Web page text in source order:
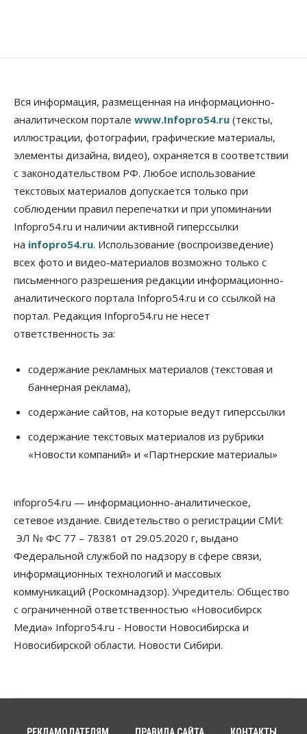
В Новосибирске прошёл митинг
против нового закона о памятниках
07 Августа 2026, 18:00
Бизнес
В аэропорту Толмачёво завершены работы по
бетонированию рулежных дорожек
07 Августа 2026, 17:00
Бизнес Общество
Новосибирцы стали реже оформлять
дома по упрощенной схеме
07 Августа 2026, 16:00
Общество Право&Порядок
Роспотребнадзор изъял почти полторы тонны
мяса в Новосибирской области
Расходы новосибирцев на спорт выросли на 40%
за полгода
07 Августа 2026, 14:35
07 Августа 2026, 14:00
07 Августа 2026, 13:55
Авто Общество
Треть автовладельцев в Новосибирской области
«поставили машины на прикол»
07 Августа 2026, 13:00
Власть
Школы, библиотеки, пешеходные тротуары:
депутаты Госдумы контролируют работы на
социальных объектах
Синоптики рассказали о погоде в Новосибирске
Вся информация, размещенная на информационно-
аналитическом портале www.Infopro54.ru (тексты,
иллюстрации, фотографии, графические материалы,
элементы дизайна, видео), охраняется в соответствии
с законодательством РФ. Любое использование
текстовых материалов допускается только при
соблюдении правил перепечатки и при упоминании
Infopro54.ru и наличии активной гиперссылки
на infopro54.ru. Использование (воспроизведение)
всех фото и видео-материалов возможно только с
письменного разрешения редакции информационно-
аналитического портала Infopro54.ru и со ссылкой на
портал. Редакция Infopro54.ru не несет
ответственность за:
содержание рекламных материалов (текстовая и
баннерная реклама),
содержание сайтов, на которые ведут гиперссылки
содержание текстовых материалов из рубрики
«Новости компаний» и «Партнерские материалы»
infopro54.ru — информационно-аналитическое,
сетевое издание. Свидетельство о регистрации СМИ:
ЭЛ № ФС 77 – 78381 от 29.05.2020 г, выдано
Федеральной службой по надзору в сфере связи,
информационных технологий и массовых
коммуникаций (Роскомнадзор). Учредитель: Общество
с ограниченной ответственностью «Новосибирск
Медиа» Infopro54.ru - Новости Новосибирска и
Новосибирской области. Новости Сибири.